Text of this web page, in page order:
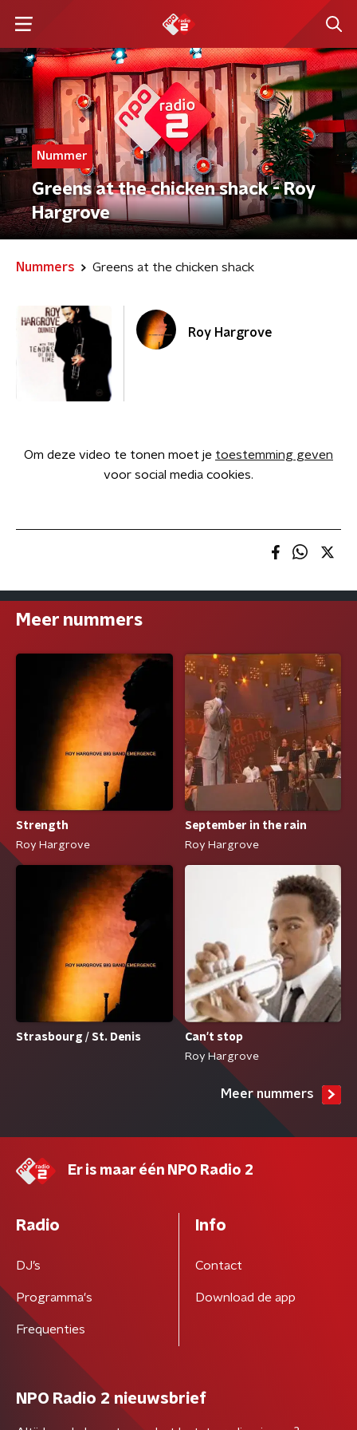
Nummer
Greens at the chicken shack - Roy
Hargrove
Nummers Greens at the chicken shack
Roy Hargrove
Om deze video te tonen moet je toestemming geven
voor social media cookies.
Meer nummers
Strength
Roy Hargrove
September in the rain
Roy Hargrove
Strasbourg / St. Denis
Can't stop
Roy Hargrove
Meer nummers
Er is maar één NPO Radio 2
Radio
DJ’s
Programma's
Frequenties
Info
Contact
Download de app
NPO Radio 2 nieuwsbrief